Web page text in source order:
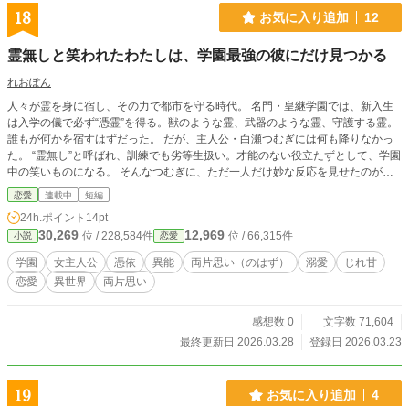
エンドをつかみ取れ〜 】 ※ストックがなくなり次第ノロノ
ロ更新になるのでご了承下さい。 ※RPG要素はそこまでない
Ｌ要素はありますが、ＢＬではありません。主人公の性別が
で頂けると思います。最終的にはまた変わる予定です。 ※フ
ァンタジーから恋愛に変更致しました。 ※９０話くらいま
では全く甘さはありません。ほぼファンタジー寄りです。
※Ｒ−１５からＲ−１８に変更するかもしれません。ご了承下
さいませ。まだ未定ですが、話は（※）で区切りますので苦
手な方は飛ばして下さいm(_ _)m ※ファンタジー系は初めて
書きますので、何卒温かくお見守り下さいませ。細かい描写
も苦手なので何卒宜しくお願い致します。
18 お気に入り追加 12
霊無しと笑われたわたしは、学園最強の彼にだけ見つかる
れおぽん
人々が霊を身に宿し、その力で都市を守る時代。 名門・皇継学園では、新入生
は入学の儀で必ず“憑霊”を得る。獣のような霊、武器のような霊、守護する霊。
誰もが何かを宿すはずだった。 だが、主人公・白瀬つむぎには何も降りなかっ
た。 “霊無し”と呼ばれ、訓練でも劣等生扱い。才能のない役立たずとして、学園
中の笑いものになる。 そんなつむぎに、ただ一人だけ妙な反応を見せたのが、
学園最強の二年生 九条れん だった。 彼は初対面のつむぎを見た瞬間、顔色を変
えて言う。 「……おまえ、本当に何もいないのか。じゃあ、いま俺を睨んだ“あ
れ”は何だ」 誰にも見えない。 誰にも感じられない。 けれど、つむぎの内には
確かに“何か”がいた。 彼女に宿っていたのは、霊ではない。 霊たちの上に立
つ、あまりにも格が高すぎる存在。 人が知覚できる形すら持たない、古き絶対
神だった。 つむぎの力は最初、何ひとつ戦えない。 けれど彼女がそばにいるだ
けで、暴走する霊は静まり、歪んだ契約はほどけ、隠された本性が暴かれてい
る。 恋を知ったとき、見えなかった神は、ついにその姿を世界へ落とす。
恋愛 連載中 短編
24h.ポイント 14pt
小説 30,269 位 / 228,584件 恋愛 12,969 位 / 66,315件
学園 女主人公 憑依 異能 両片思い（のはず） 溺愛
じれ甘
恋愛
異世界 両片思い
感想数 0
文字数 71,604
最終更新日 2026.03.28
登録日 2026.03.23
19 お気に入り追加 4